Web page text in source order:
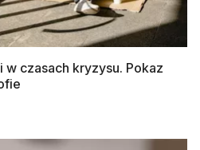
czasach kryzysu. Pokaz